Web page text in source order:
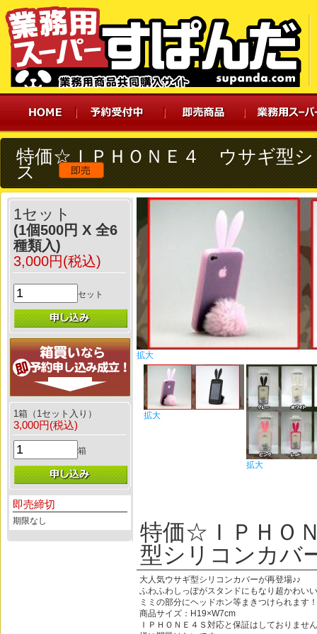
特価☆ＩＰＨＯＮＥ４ ウサギ型シ
ス
1セット
(1個500円 X 全6
種類入)
3,000円(税込)
セット
1箱（1セット入り）
3,000円(税込)
箱
即売締切
期限なし
拡大
拡大
拡大
特価☆ＩＰＨＯ
型シリコンカバ
大人気ウサギ型シリコンカバーが再登場♪♪
ふわふわしっぽがスタンドにもなり超かわ
ミミの部分にヘッドホン等まきつけられます！
商品サイズ：H19×W7cm
ＩＰＨＯＮＥ４Ｓ対応と保証はしておりませ